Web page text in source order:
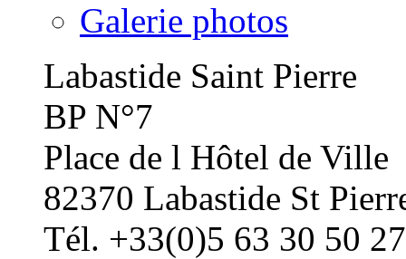
Galerie photos
Labastide Saint Pierre
BP N°7
Place de l Hôtel de Ville
82370 Labastide St
Tél. +33(0)5 63 30 50 27